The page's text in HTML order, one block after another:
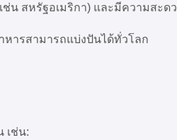
สหรัฐอเมริกา) และมีความสะด
หารสามารถแบ่งปันได้ทั่วโลก
เช่น: